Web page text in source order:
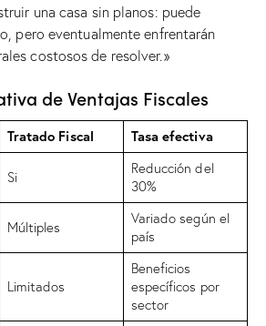
una casa sin planos: puede
pero eventualmente enfrentarán
costosos de resolver.»
de Ventajas Fiscales
Tratado Fiscal Tasa efectiva
Si
Reducción del
30%
Múltiples
Variado según el
país
Limitados
Beneficios
específicos por
sector